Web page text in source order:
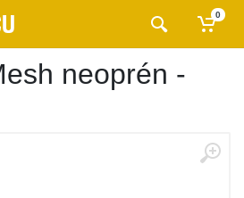
0
neoprén -